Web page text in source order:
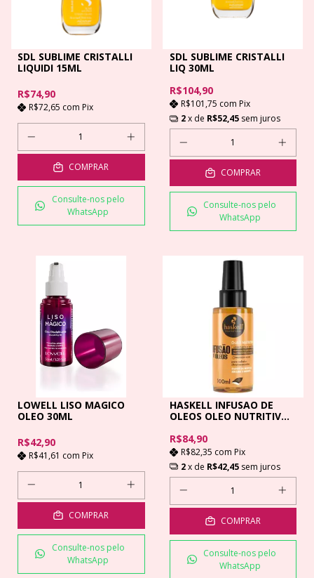
SDL SUBLIME CRISTALLI
LIQUIDI 15ML
R$74,90
R$72,65 com Pix
COMPRAR
Consulte-nos pelo
WhatsApp
SDL SUBLIME CRISTALLI
LIQ 30ML
R$104,90
R$101,75 com Pix
2 x de R$52,45 sem juros
COMPRAR
Consulte-nos pelo
WhatsApp
LOWELL LISO MAGICO
OLEO 30ML
R$42,90
R$41,61 com Pix
COMPRAR
Consulte-nos pelo
WhatsApp
HASKELL INFUSAO DE
OLEOS OLEO NUTRITIVOS
R$84,90
R$82,35 com Pix
2 x de R$42,45 sem juros
COMPRAR
Consulte-nos pelo
WhatsApp